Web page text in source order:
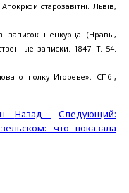
старозавiтнi. Львiв,
шенкурца (Нравы,
записки. 1847. Т. 54.
о полку Игореве». СПб.,
Назад
Следующий:
что показала